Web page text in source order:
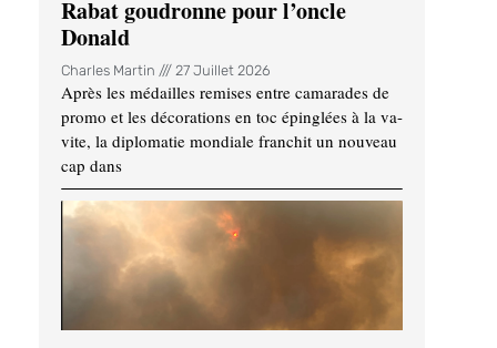
Rabat goudronne pour l’oncle
Donald
Charles Martin 27 Juillet 2026
Après les médailles remises entre camarades de
promo et les décorations en toc épinglées à la va-
vite, la diplomatie mondiale franchit un nouveau
cap dans